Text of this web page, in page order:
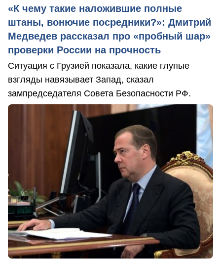
«К чему такие наложившие полные
штаны, вонючие посредники?»: Дмитрий
Медведев рассказал про «пробный шар»
проверки России на прочность
Ситуация с Грузией показала, какие глупые
взгляды навязывает Запад, сказал
зампредседателя Совета Безопасности РФ.